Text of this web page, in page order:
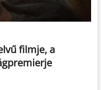
filmje, a